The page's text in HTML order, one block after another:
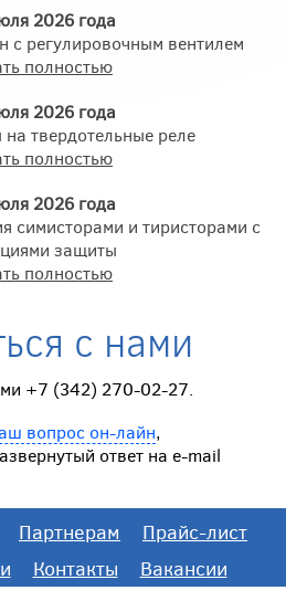
2026 года
с регулировочным вентилем
полностью
2026 года
твердотельные реле
полностью
2026 года
симисторами и тиристорами с
защиты
полностью
с нами
+7 (342) 270-02-27.
вопрос он-лайн,
ответ на e-mail
Партнерам
Прайс-лист
Контакты Вакансии